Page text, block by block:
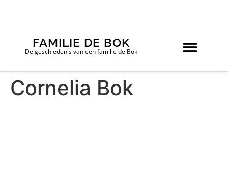
FAMILIE DE BOK
De geschiedenis van een familie de Bok
Cornelia Bok